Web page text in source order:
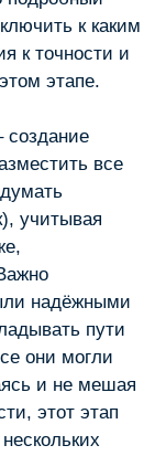
к каким
к точности и
этапе.
создание
все
учитывая
надёжными
пути
они могли
и не мешая
этот этап